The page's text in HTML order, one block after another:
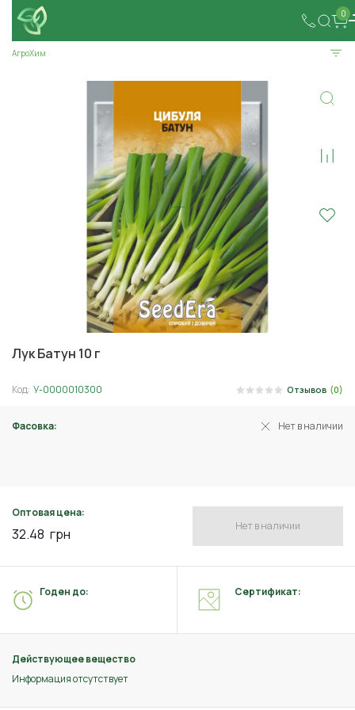
0
АгроХим
Лук Батун 10 г
Код: У-0000010300 Отзывов (0)
Фасовка: Нет в наличии
Оптовая цена:
32.48 грн Нет в наличии
Действующее вещество
Информация отсутствует
Годен до: Сертификат: